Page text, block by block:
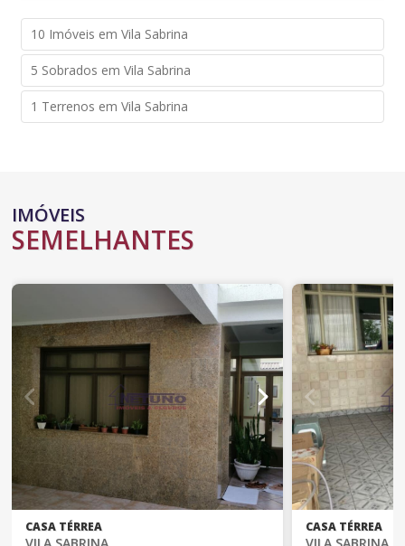
10 Imóveis em Vila Sabrina
5 Sobrados em Vila Sabrina
1 Terrenos em Vila Sabrina
IMÓVEIS
SEMELHANTES
CASA TÉRREA CASA TÉRREA